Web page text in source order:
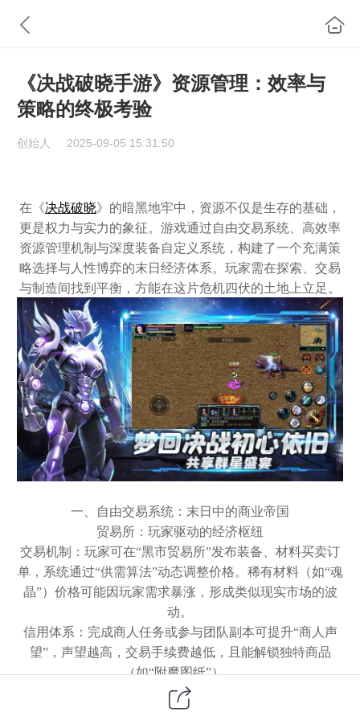
《决战破晓手游》资源管理：效率与
策略的终极考验
创始人 2025-09-05 15:31:50
在《决战破晓》的暗黑地牢中，资源不仅是生存的基础，
更是权力与实力的象征。游戏通过自由交易系统、高效率
资源管理机制与深度装备自定义系统，构建了一个充满策
略选择与人性博弈的末日经济体系。玩家需在探索、交易
与制造间找到平衡，方能在这片危机四伏的土地上立足。
一、自由交易系统：末日中的商业帝国
贸易所：玩家驱动的经济枢纽
交易机制：玩家可在“黑市贸易所”发布装备、材料买卖订
单，系统通过“供需算法”动态调整价格。稀有材料（如“魂
晶”）价格可能因玩家需求暴涨，形成类似现实市场的波
动。
信用体系：完成商人任务或参与团队副本可提升“商人声
望”，声望越高，交易手续费越低，且能解锁独特商品
（如“附魔图纸”）。
“匿名交易”避免被仇家追踪，但
需支付额外手续费；或公开身份吸引大客户，却可能成为